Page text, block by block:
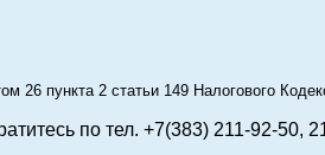
26 пункта 2 статьи 149 Налогового
по тел. +7(383) 211-92-50,